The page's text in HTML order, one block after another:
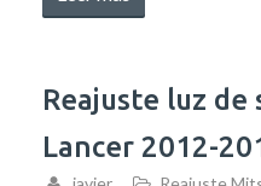
indicador
de
aceite
Mitsubishi
Outlander
Reajuste luz
Lancer 2012-